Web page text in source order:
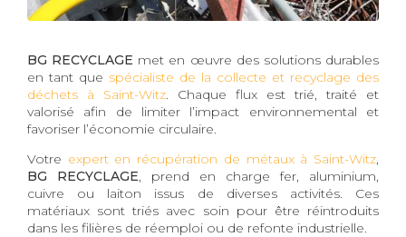
BG RECYCLAGE met en œuvre des solutions durables
en tant que spécialiste de la collecte et recyclage des
déchets à Saint-Witz. Chaque flux est trié, traité et
valorisé afin de limiter l’impact environnemental et
favoriser l’économie circulaire.
Votre expert en récupération de métaux à Saint-Witz,
BG RECYCLAGE, prend en charge fer, aluminium,
cuivre ou laiton issus de diverses activités. Ces
matériaux sont triés avec soin pour être réintroduits
dans les filières de réemploi ou de refonte industrielle.